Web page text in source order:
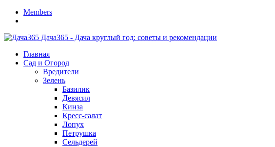
Members
Дача365 - Дача круглый год: советы и рекомендации
Главная
Сад и Огород
Вредители
Зелень
Базилик
Девясил
Кинза
Кресс-салат
Лопух
Петрушка
Сельдерей